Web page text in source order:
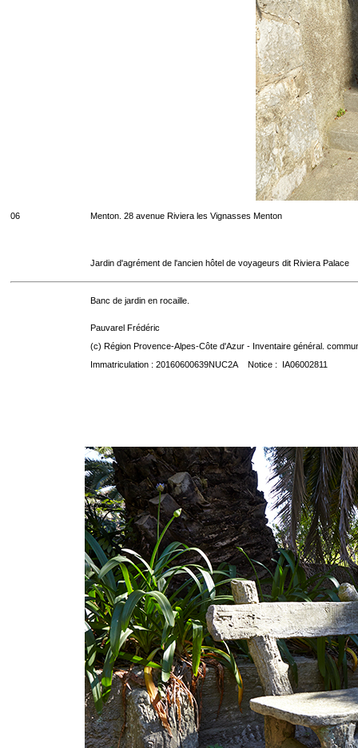
06 Menton. 28 avenue Riviera les Vignasses Menton
Jardin d'agrément de l'ancien hôtel de voyageurs dit Riviera Palace
Banc de jardin en rocaille.
Pauvarel Frédéric
(c) Région Provence-Alpes-Côte d'Azur - Inventaire général.
Immatriculation : 20160600639NUC2A Notice : IA06002811